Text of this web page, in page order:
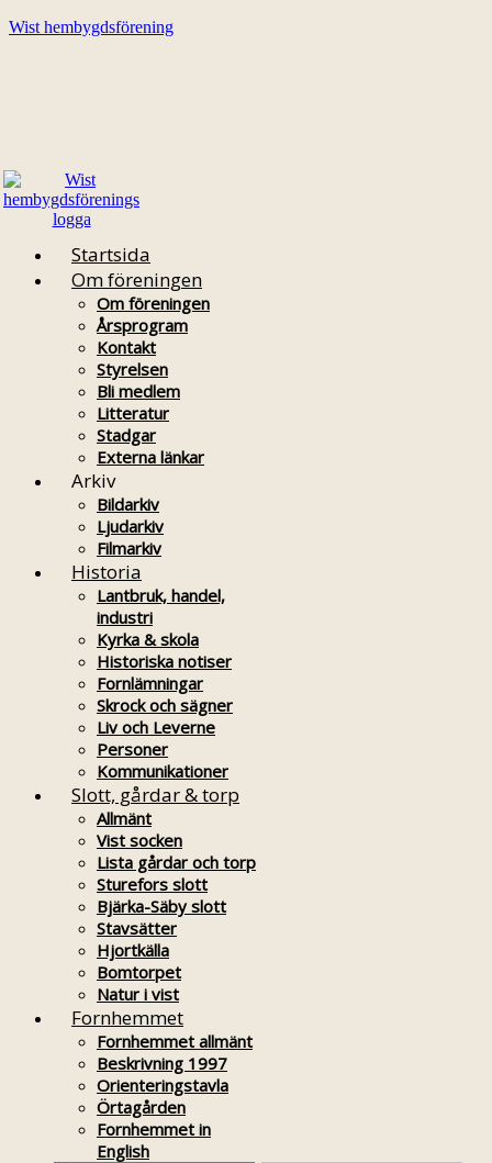
Wist hembygdsförening
Startsida
Om föreningen
Om föreningen
Årsprogram
Kontakt
Styrelsen
Bli medlem
Litteratur
Stadgar
Externa länkar
Arkiv
Bildarkiv
Ljudarkiv
Filmarkiv
Historia
Lantbruk, handel,
industri
Kyrka & skola
Historiska notiser
Fornlämningar
Skrock och sägner
Liv och Leverne
Personer
Kommunikationer
Slott, gårdar & torp
Allmänt
Vist socken
Lista gårdar och torp
Sturefors slott
Bjärka-Säby slott
Stavsätter
Hjortkälla
Bomtorpet
Natur i vist
Fornhemmet
Fornhemmet allmänt
Beskrivning 1997
Orienteringstavla
Örtagården
Fornhemmet in
English